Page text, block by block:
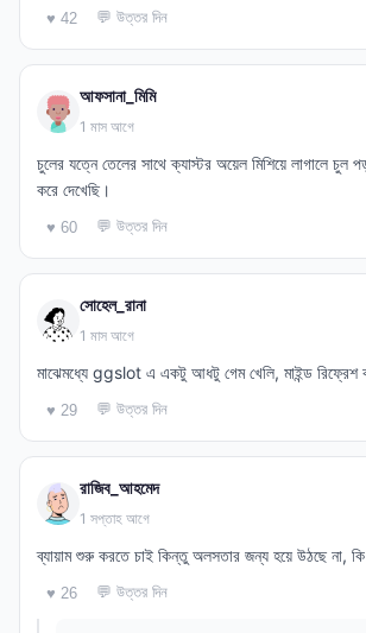
♥ 42 💬 উত্তর দিন
আফসানা_মিমি
1 মাস আগে
চুলের যত্নে তেলের সাথে ক্যাস্টর অয়েল মিশিয়ে লাগালে চুল
করে দেখেছি।
♥ 60 💬 উত্তর দিন
সোহেল_রানা
1 মাস আগে
মাঝেমধ্যে ggslot এ একটু আধটু গেম খেলি, মাইন্ড রিফ্রেশ
♥ 29 💬 উত্তর দিন
রাজিব_আহমেদ
1 সপ্তাহ আগে
ব্যায়াম শুরু করতে চাই কিন্তু অলসতার জন্য হয়ে উঠছে না,
♥ 26 💬 উত্তর দিন